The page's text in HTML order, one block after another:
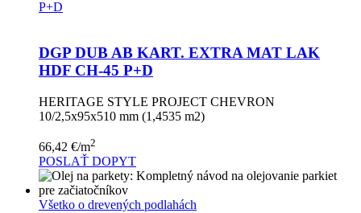
DGP DUB AB KART. EXTRA MAT LAK
HDF CH-45 P+D
HERITAGE STYLE PROJECT CHEVRON
10/2,5x95x510 mm (1,4535 m2)
66,42 €/m2
POSLAŤ DOPYT
Všetko o drevených podlahách